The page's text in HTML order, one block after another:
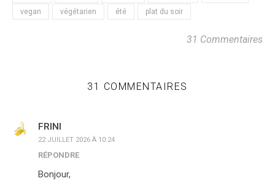
vegan
végétarien été plat du soir
31 Commentaires
31 COMMENTAIRES
FRINI
22 JUILLET 2026 À 10:24
RÉPONDRE
Bonjour,